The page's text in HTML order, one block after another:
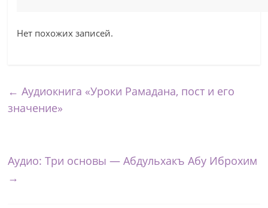
Нет похожих записей.
← Аудиокнига «Уроки Рамадана, пост и его
значение»
Аудио: Три основы — Абдульхакъ Абу Иброхим
→